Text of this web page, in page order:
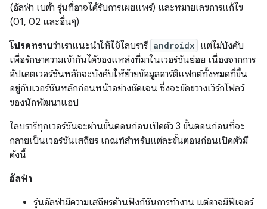
(อัลฟ่า เบต้า รุ่นที่อาจได้รับการเผยแพร่) และหมายเลขการแก้ไข
(01, 02 และอื่นๆ)
โปรดทราบว่าเราแนะนำให้ใช้ไลบรารี androidx แต่ไม่บังคับ
เพื่อรักษาความเข้ากันได้ของแหล่งที่มาในเวอร์ชันย่อย เนื่องจากการ
อัปเดตเวอร์ชันหลักจะบังคับให้ย้ายข้อมูลอาร์ติแฟกต์ทั้งหมดที่ขึ้น
อยู่กับเวอร์ชันหลักก่อนหน้าอย่างชัดเจน ซึ่งจะขัดขวางเวิร์กโฟลว์
ของนักพัฒนาแอป
ไลบรารีทุกเวอร์ชันจะผ่านขั้นตอนก่อนเปิดตัว 3 ขั้นตอนก่อนที่จะ
กลายเป็นเวอร์ชันเสถียร เกณฑ์สำหรับแต่ละขั้นตอนก่อนเปิดตัวมี
ดังนี้
อัลฟ่า
รุ่นอัลฟ่ามีความเสถียรด้านฟังก์ชันการทำงาน แต่อาจมีฟีเจอร์